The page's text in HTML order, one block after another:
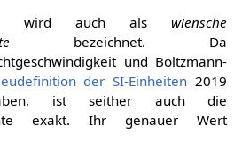
wird auch alswiensche
bezeichnet. Da
und Boltzmann-
der SI-Einheiten 2019
ist seither auch die
exakt. Ihr genauer Wert